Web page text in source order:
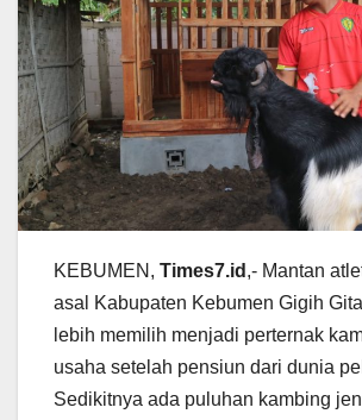
KEBUMEN, Times7.id ,- Mantan
asal Kabupaten Kebumen Gigih
lebih memilih menjadi perternak
usaha setelah pensiun dari dunia
Sedikitnya ada puluhan kambing